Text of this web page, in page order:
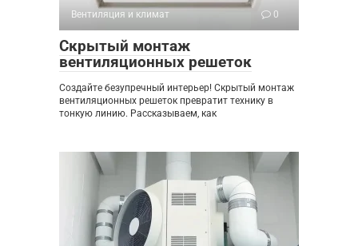
Вентиляция и климат 0
Скрытый монтаж
вентиляционных решеток
Создайте безупречный интерьер! Скрытый монтаж
вентиляционных решеток превратит технику в
тонкую линию. Рассказываем, как